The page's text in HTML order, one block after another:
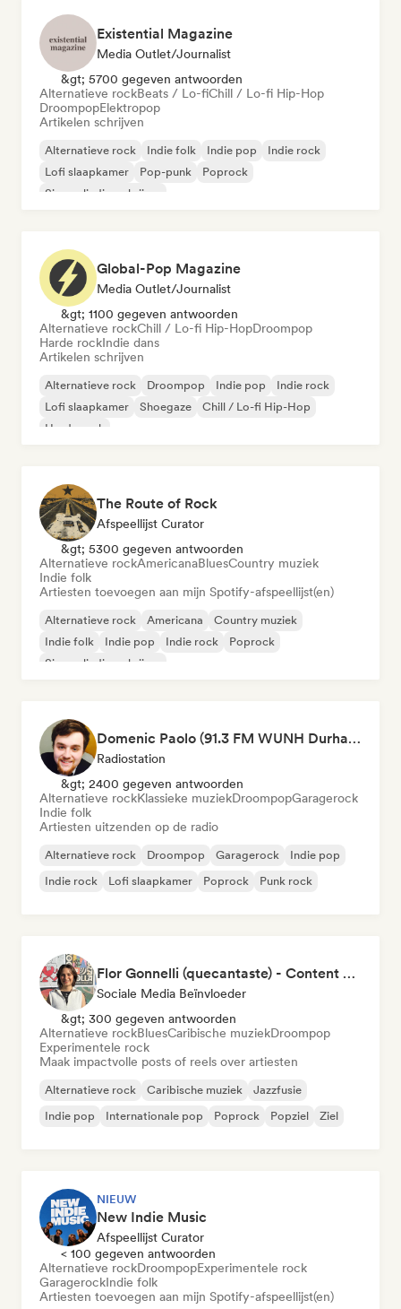
Existential Magazine
Media Outlet/Journalist
&gt; 5700 gegeven antwoorden
Alternatieve rockBeats / Lo-fiChill / Lo-fi Hip-Hop
DroompopElektropop
Artikelen schrijven
Alternatieve rock Indie folk Indie pop
Indie rock
Lofi slaapkamer
Pop-punk
Poprock
Singer-liedjesschrijver
Global-Pop Magazine
Media Outlet/Journalist
&gt; 1100 gegeven antwoorden
Alternatieve rockChill / Lo-fi Hip-HopDroompop
Harde rockIndie dans
Artikelen schrijven
Alternatieve rock Droompop Indie pop
Indie rock
Lofi slaapkamer
Shoegaze
Chill / Lo-fi Hip-Hop
Harde rock
The Route of Rock
Afspeellijst Curator
&gt; 5300 gegeven antwoorden
Alternatieve rockAmericanaBluesCountry muziek
Indie folk
Artiesten toevoegen aan mijn Spotify-afspeellijst(en)
Alternatieve rock Americana
Country muziek
Indie folk
Indie pop Indie rock
Poprock
Singer-liedjesschrijver
Domenic Paolo (91.3 FM WUNH Durham)
Radiostation
&gt; 2400 gegeven antwoorden
Alternatieve rockKlassieke muziekDroompopGaragerock
Indie folk
Artiesten uitzenden op de radio
Alternatieve rock Droompop Garagerock
Indie pop
Indie rock
Lofi slaapkamer Poprock Punk rock
Flor Gonnelli (quecantaste) - Content Creator
Sociale Media Beïnvloeder
&gt; 300 gegeven antwoorden
Alternatieve rockBluesCaribische muziekDroompop
Experimentele rock
Maak impactvolle posts of reels over artiesten
Alternatieve rock Caribische muziek
Jazzfusie
Indie pop
Internationale pop Poprock Popziel Ziel
NIEUW
New Indie Music
Afspeellijst Curator
< 100 gegeven antwoorden
Alternatieve rockDroompopExperimentele rock
GaragerockIndie folk
Artiesten toevoegen aan mijn Spotify-afspeellijst(en)